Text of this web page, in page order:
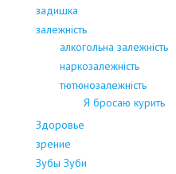
задишка
залежність
алкогольна залежність
наркозалежність
тютюнозалежність
Я бросаю курить
Здоровье
зрение
Зубы Зуби